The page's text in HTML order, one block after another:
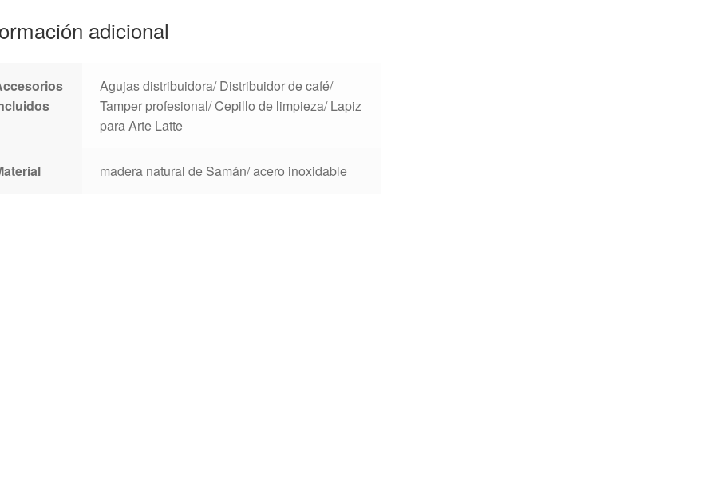
adicional
Agujas distribuidora/ Distribuidor de café/
Tamper profesional/ Cepillo de limpieza/ Lapiz
para Arte Latte
madera natural de Samán/ acero inoxidable